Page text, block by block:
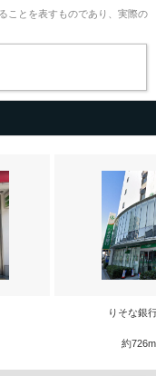
ことを表すものであり、実際の
りそな銀
約